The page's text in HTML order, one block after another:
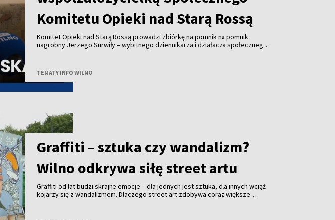
Komitetu Opieki nad Starą Rossą
Komitet Opieki nad Starą Rossą prowadzi zbiórkę na pomnik na pomnik
nagrobny Jerzego Surwiły – wybitnego dziennikarza i działacza społecznego.
Opieki nad Starą Rossą i Cmentarzem Bernardyńskim, Polskiej Sekcji
Zesłańców przy Wileńskiej Wspólnocie Więźniów Politycznych i Zesłańców,
patronował budowie pomnika Adama Mickiewicza w Wilnie. Koszty realizacja
projektu to 25 tysięcy euro. Odsłonięcie inicjatorzy planują w listopadzie.
TEMATY INFO WILNO
Graffiti – sztuka czy wandalizm?
Wilno odkrywa siłę street artu
Graffiti od lat budzi skrajne emocje – dla jednych jest sztuką, dla innych wciąż
kojarzy się z wandalizmem. Dlaczego street art zdobywa coraz większe